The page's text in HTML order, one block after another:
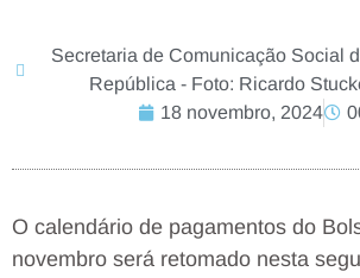
Secretaria de Comunicação Social
República - Foto: Ricardo
18 novembro, 2024
O calendário de pagamentos do
novembro será retomado nesta